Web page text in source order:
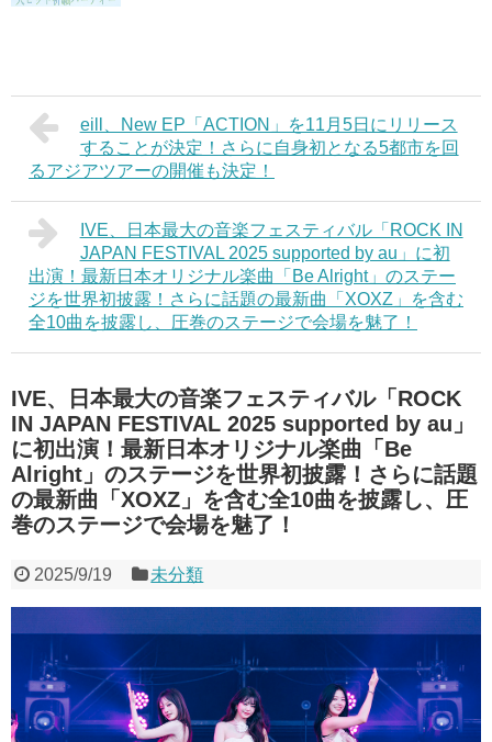
eill、New EP「ACTION」を11月5日にリリース
することが決定！さらに自身初となる5都市を回
るアジアツアーの開催も決定！
IVE、日本最大の音楽フェスティバル「ROCK IN
JAPAN FESTIVAL 2025 supported by au」に初
出演！最新日本オリジナル楽曲「Be Alright」のステー
ジを世界初披露！さらに話題の最新曲「XOXZ」を含む
全10曲を披露し、圧巻のステージで会場を魅了！
IVE、日本最大の音楽フェスティバル「ROCK
IN JAPAN FESTIVAL 2025 supported by au」
に初出演！最新日本オリジナル楽曲「Be
Alright」のステージを世界初披露！さらに話題
の最新曲「XOXZ」を含む全10曲を披露し、圧
巻のステージで会場を魅了！
2025/9/19 未分類